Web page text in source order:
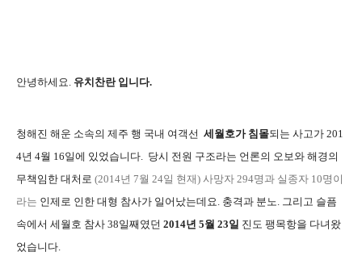
안녕하세요. 유치찬란 입니다.
청해진 해운 소속의 제주 행 국내 여객선 세월호가 침몰되는 사고가 201
4년 4월 16일에 있었습니다. 당시 전원 구조라는 언론의 오보와 해경의
무책임한 대처로 (2014년 7월 24일 현재) 사망자 294명과 실종자 10명이
라는 인제로 인한 대형 참사가 일어났는데요. 충격과 분노. 그리고 슬픔
속에서 세 월 호 참사 38일째였던 2014년 5월 23일 진도 팽목항을 다녀왔
었습니다.